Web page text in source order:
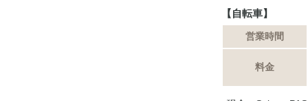
【自転車】
営業時間
料金